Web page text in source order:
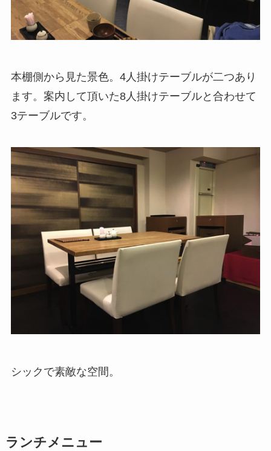
本棚側から見た景色。4人掛けテーブルが二つあり
ます。案内して頂いた8人掛けテーブルと合わせて
3テーブルです。
シックで素敵な空間。
ランチメニュー